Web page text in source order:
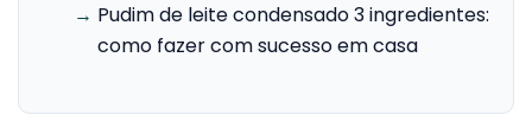
→ Pudim de leite condensado 3 ingredientes:
como fazer com sucesso em casa